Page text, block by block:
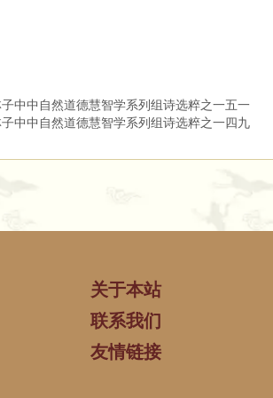
自然道德慧智学系列组诗选粹之一五一
自然道德慧智学系列组诗选粹之一四九
关于本站
联系我们
友情链接